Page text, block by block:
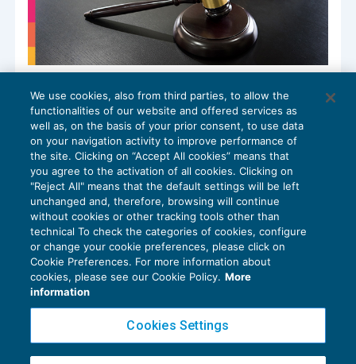
Demansionamento: autonoma
liquidazione di danno morale,
esistenziale e biologico
GESTIONE DEL RAPPORTO27/02/2026
Privacy Policy
Cookie Policy
Copyright 2016 ©Gruppo Euroconference S.p.A.v2.32.4
We use cookies, also from third parties, to allow the
functionalities of our website and offered services as
well as, on the basis of your prior consent, to use data
on your navigation activity to improve performance of
the site. Clicking on “Accept All cookies” means that
you agree to the activation of all cookies. Clicking on
"Reject All" means that the default settings will be left
unchanged and, therefore, browsing will continue
without cookies or other tracking tools other than
technical To check the categories of cookies, configure
or change your cookie preferences, please click on
Cookie Preferences. For more information about
cookies, please see our Cookie Policy. More
information
Cookies Settings